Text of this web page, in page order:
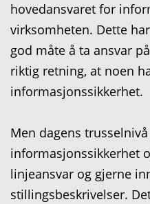
hovedansvaret for
virksomheten. Dette
god måte å ta ansvar
riktig retning, at noen
informasjonssikkerhet.
Men dagens
informasjonssikkerhet
linjeansvar og gjerne
stillingsbeskrivelser.